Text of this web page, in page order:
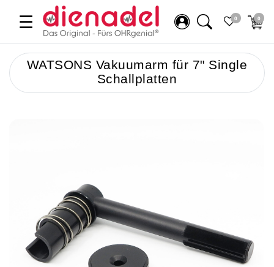
☰ 0 0
WATSONS Vakuumarm für 7" Single
Schallplatten